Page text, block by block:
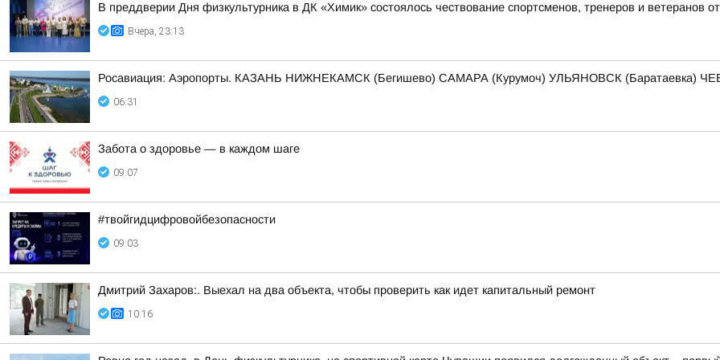
В преддверии Дня физкультурника в ДК «Химик» состоялось чествование спортсменов, тренеров и ветеранов
Вчера, 23:13
Росавиация: Аэропорты. КАЗАНЬ НИЖНЕКАМСК (Бегишево) САМАРА (Курумоч) УЛЬЯНОВСК (Баратаевка)
06:31
Забота о здоровье — в каждом шаге
09:07
#твойгидцифровойбезопасности
09:03
Дмитрий Захаров:. Выехал на два объекта, чтобы проверить как идет капитальный ремонт
10:16